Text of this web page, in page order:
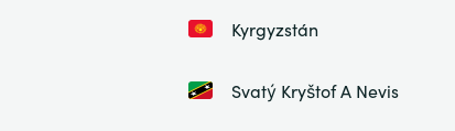
Kyrgyzstán
Svatý Kryštof A Nevis